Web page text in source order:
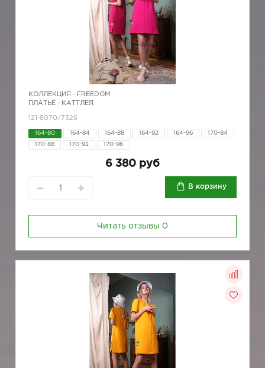
КОЛЛЕКЦИЯ - FREEDOM
ПЛАТЬЕ - КАТТЛЕЯ
121-8070/7326
164-80 164-84 164-88 164-92 164-96 170-84
170-88 170-92 170-96
6 380 руб
В корзину
Читать отзывы 0